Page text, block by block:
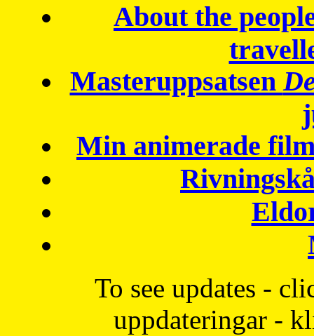
About the
Masteruppsatsen
Min animerade
To see updates -
uppdateringar -